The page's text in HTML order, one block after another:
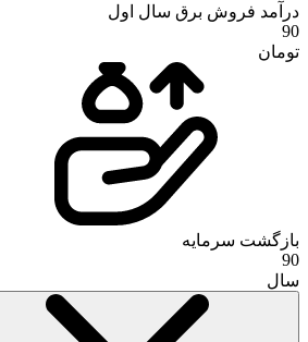
درآمد فروش برق سال اول
90
تومان
بازگشت سرمایه
90
سال